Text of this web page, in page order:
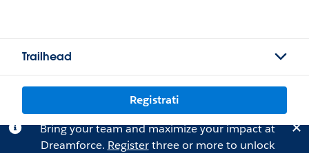
Trailhead
Registrati
Bring your team and maximize your impact at
Dreamforce. Registerthree or more to unlock